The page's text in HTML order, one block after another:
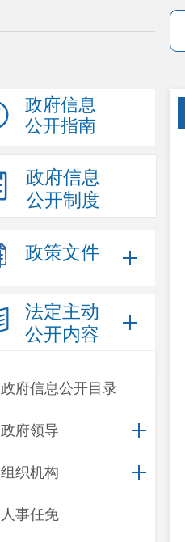
政府信息
公开指南
政府信息
公开制度
政策文件
法定主动
公开内容
政府信息公开目录
政府领导
组织机构
人事任免